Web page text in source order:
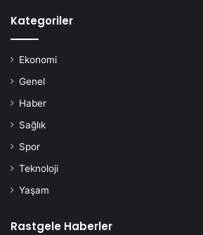
Kategoriler
Ekonomi
Genel
Haber
Sağlık
Spor
Teknoloji
Yaşam
Rastgele Haberler